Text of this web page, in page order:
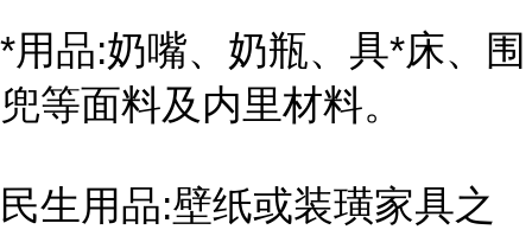
*用品:奶嘴、奶瓶、具*床、围
兜等面料及内里材料。
民生用品:壁纸或装璜家具之